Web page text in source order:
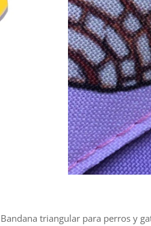
Bandana triangular para perros y